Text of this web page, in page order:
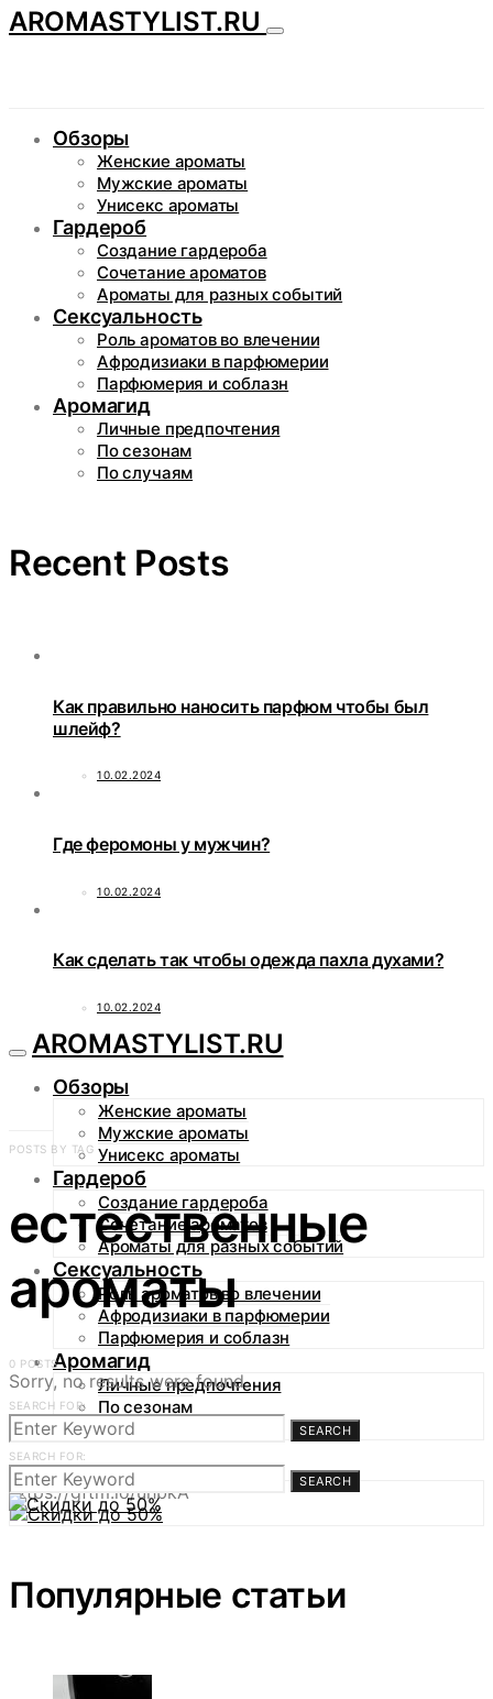
AROMASTYLIST.RU
Обзоры
Женские ароматы
Мужские ароматы
Унисекс ароматы
Гардероб
Создание гардероба
Сочетание ароматов
Ароматы для разных событий
Сексуальность
Роль ароматов во влечении
Афродизиаки в парфюмерии
Парфюмерия и соблазн
Аромагид
Личные предпочтения
По сезонам
По случаям
Recent Posts
Как правильно наносить парфюм чтобы был
шлейф?
10.02.2024
Где феромоны у мужчин?
10.02.2024
Как сделать так чтобы одежда пахла духами?
10.02.2024
AROMASTYLIST.RU
Обзоры
Женские ароматы
Мужские ароматы
Унисекс ароматы
Гардероб
Создание гардероба
Сочетание ароматов
Ароматы для разных событий
Сексуальность
Роль ароматов во влечении
Афродизиаки в парфюмерии
Парфюмерия и соблазн
Аромагид
Личные предпочтения
По сезонам
По случаям
https://gftm.io/uhbkA
POSTS BY TAG
естественные
ароматы
0 POSTS
Sorry, no results were found.
SEARCH FOR:
SEARCH
SEARCH FOR:
SEARCH
Популярные статьи